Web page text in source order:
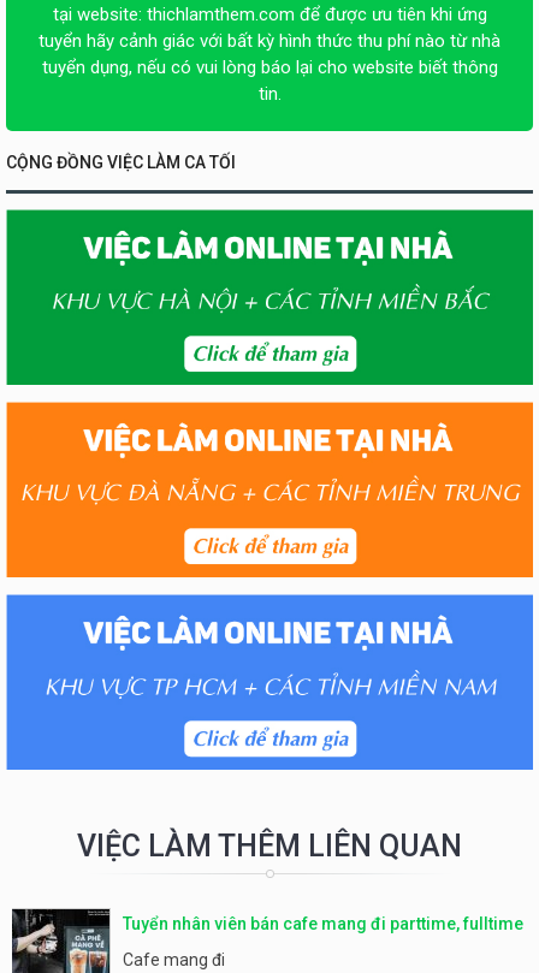
tại website: thichlamthem.com để được ưu tiên khi ứng
tuyển hãy cảnh giác với bất kỳ hình thức thu phí nào từ nhà
tuyển dụng, nếu có vui lòng báo lại cho website biết thông
tin.
CỘNG ĐỒNG VIỆC LÀM CA TỐI
VIỆC LÀM THÊM LIÊN QUAN
Tuyển nhân viên bán cafe mang đi parttime, fulltime
Cafe mang đi